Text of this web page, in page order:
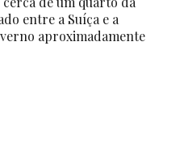
entre a Suíça e a
aproximadamente